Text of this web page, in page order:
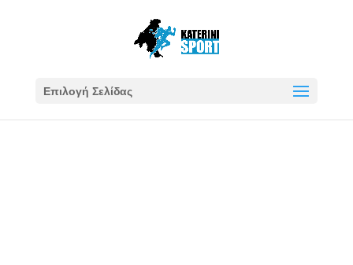
Επιλογή Σελίδας